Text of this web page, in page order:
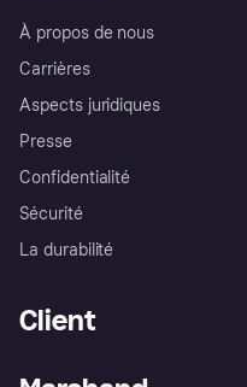
À propos de nous
Carrières
Aspects juridiques
Presse
Confidentialité
Sécurité
La durabilité
Client